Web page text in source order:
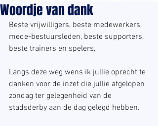
Woordje van dank
Beste vrijwilligers, beste medewerkers,
mede-bestuursleden, beste supporters,
beste trainers en spelers,
Langs deze weg wens ik jullie oprecht te
danken voor de inzet die jullie afgelopen
zondag ter gelegenheid van de
stadsderby aan de dag gelegd hebben.